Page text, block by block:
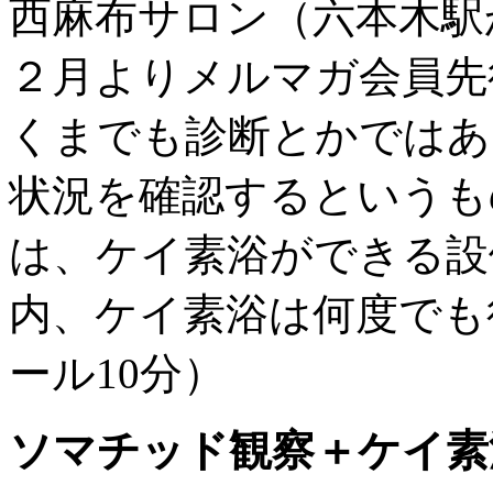
西麻布サロン（六本木
２月よりメルマガ会員
くまでも診断とかでは
状況を確認するという
は、ケイ素浴ができる
内、ケイ素浴は何度で
ール10分）
ソマチッド観察＋ケイ